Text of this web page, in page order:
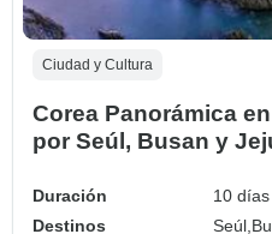
Ciudad y Cultura
Corea Panorámica
por Seúl, Busan y
Personalizable
Duración
10 días
Destinos
Seúl,